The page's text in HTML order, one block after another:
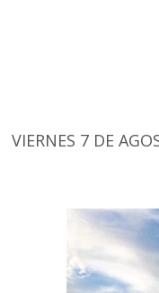
VIERNES 7 DE